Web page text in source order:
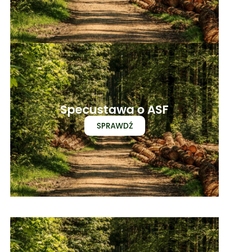
Specustawa o ASF
SPRAWDŹ